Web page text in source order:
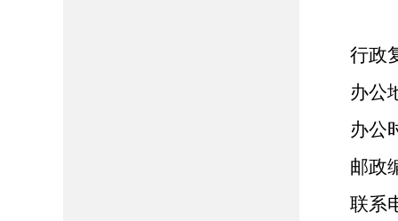
行政复
办公地
办公时
邮政编
联系